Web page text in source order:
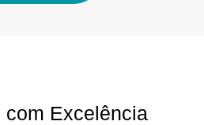
com Excelência